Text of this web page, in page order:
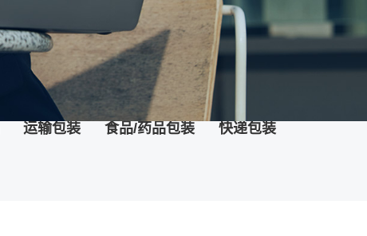
运输包装 食品/药品包装 快递包装